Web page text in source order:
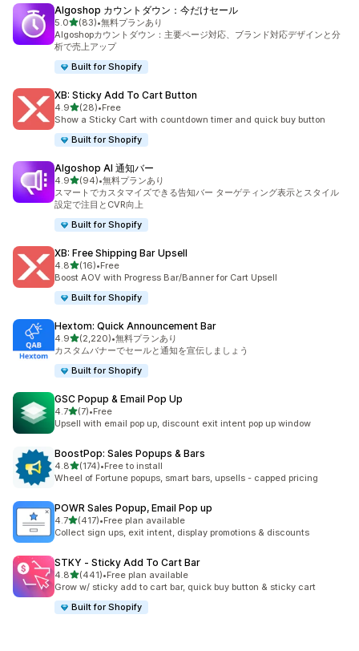
Algoshop カウントダウン：今だけセール
5.05つ星中
(83)
合計レビュー数：83件
•無料プランあり
Algoshopカウントダウン：主要ページ対応、ブランド対応デザインと分
析で売上アップ
Built for Shopify
XB: Sticky Add To Cart Button
4.95つ星中
(28)
合計レビュー数：28件
•Free
Show a Sticky Cart with countdown timer and quick buy button
Built for Shopify
Algoshop AI 通知バー
4.95つ星中
(94)
合計レビュー数：94件
•無料プランあり
スマートでカスタマイズできる告知バー ターゲティング表示とスタイル
設定で注目とCVR向上
Built for Shopify
XB: Free Shipping Bar Upsell
4.85つ星中
(16)
合計レビュー数：16件
•Free
Boost AOV with Progress Bar/Banner for Cart Upsell
Built for Shopify
Hextom: Quick Announcement Bar
4.95つ星中
(2,220)
合計レビュー数：2220件
•無料プランあり
カスタムバナーでセールと通知を宣伝しましょう
Built for Shopify
GSC Popup & Email Pop Up
4.75つ星中
(7)
合計レビュー数：7件
•Free
Upsell with email pop up, discount exit intent pop up window
BoostPop: Sales Popups & Bars
4.85つ星中
(174)
合計レビュー数：174件
•Free to install
Wheel of Fortune popups, smart bars, upsells - capped pricing
POWR Sales Popup, Email Pop up
4.75つ星中
(417)
合計レビュー数：417件
•Free plan available
Collect sign ups, exit intent, display promotions & discounts
STKY ‑ Sticky Add To Cart Bar
4.85つ星中
(441)
合計レビュー数：441件
•Free plan available
Grow w/ sticky add to cart bar, quick buy button & sticky cart
Built for Shopify